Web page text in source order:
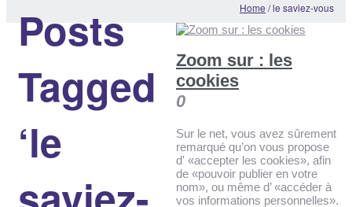
Posts
Tagged
‘le
Home /le saviez-vous
Zoom sur : les
cookies
0
Sur le net, vous avez sûrement
remarqué qu’on vous propose
d' «accepter les cookies», afin
de «pouvoir publier en votre
nom», ou même d’ «accéder à
vos informations personnelles».